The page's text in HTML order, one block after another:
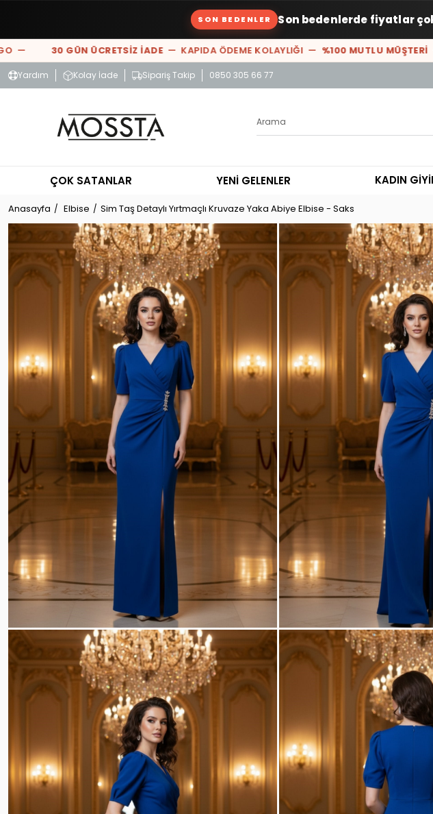
SON BEDENLER Son bedenlerde fiyatlar
30 GÜN ÜCRETSİZ İADE — KAPIDA ÖDEME KOLAYLIĞI —%100 MUTLU MÜŞTERİ—
Yardım Kolay İade Sipariş Takip 0850 305 66 77
ÇOK SATANLAR YENİ GELENLER KADIN
Anasayfa Elbise Sim Taş Detaylı Yırtmaçlı Kruvaze Yaka Abiye Elbise - Saks